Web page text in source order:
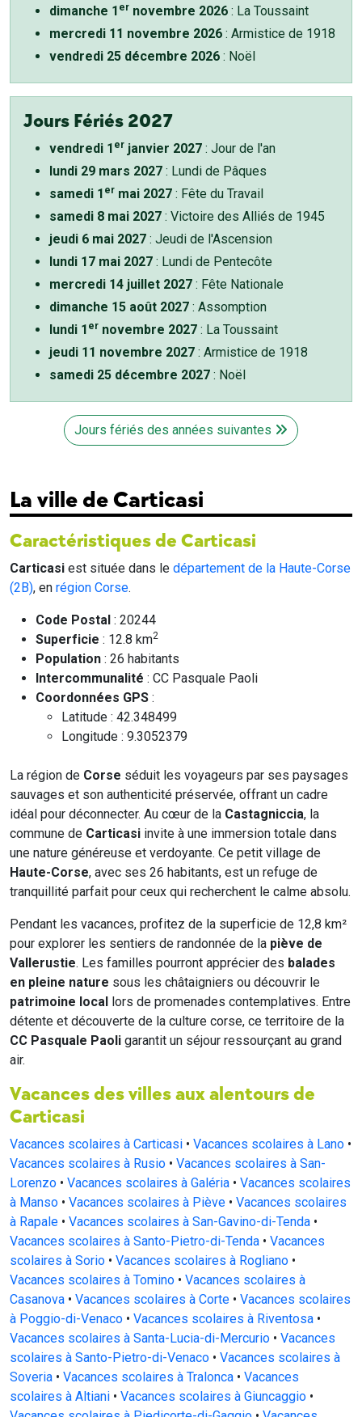
dimanche 1 er novembre 2026 : La Toussaint
mercredi 11 novembre 2026 : Armistice de 1918
vendredi 25 décembre 2026 : Noël
Jours Fériés 2027
vendredi 1 er janvier 2027 : Jour de l'an
lundi 29 mars 2027 : Lundi de Pâques
samedi 1 er mai 2027 : Fête du Travail
samedi 8 mai 2027 : Victoire des Alliés de 1945
jeudi 6 mai 2027 : Jeudi de l'Ascension
lundi 17 mai 2027 : Lundi de Pentecôte
mercredi 14 juillet 2027 : Fête Nationale
dimanche 15 août 2027 : Assomption
lundi 1 er novembre 2027 : La Toussaint
jeudi 11 novembre 2027 : Armistice de 1918
samedi 25 décembre 2027 : Noël
Jours fériés des années suivantes
La ville de Carticasi
Caractéristiques de Carticasi
Carticasi est située dans le département de la Haute-Corse
(2B), en région Corse.
Code Postal : 20244
Superficie : 12.8 km2
Population : 26 habitants
Intercommunalité : CC Pasquale Paoli
Coordonnées GPS :
Latitude : 42.348499
Longitude : 9.3052379
La région de Corse séduit les voyageurs par ses paysages
sauvages et son authenticité préservée, offrant un cadre
idéal pour déconnecter. Au cœur de la Castagniccia, la
commune de Carticasi invite à une immersion totale dans
une nature généreuse et verdoyante. Ce petit village de
Haute-Corse, avec ses 26 habitants, est un refuge de
tranquillité parfait pour ceux qui recherchent le calme absolu.
Pendant les vacances, profitez de la superficie de 12,8 km²
pour explorer les sentiers de randonnée de la piève de
Vallerustie. Les familles pourront apprécier des balades
en pleine nature sous les châtaigniers ou découvrir le
patrimoine local lors de promenades contemplatives. Entre
détente et découverte de la culture corse, ce territoire de la
CC Pasquale Paoli garantit un séjour ressourçant au grand
air.
Vacances des villes aux alentours de
Carticasi
Vacances scolaires à Carticasi • Vacances scolaires à Lano •
Vacances scolaires à Rusio • Vacances scolaires à San-
Lorenzo • Vacances scolaires à Galéria • Vacances scolaires
à Manso • Vacances scolaires à Piève • Vacances scolaires
à Rapale • Vacances scolaires à San-Gavino-di-Tenda •
Vacances scolaires à Santo-Pietro-di-Tenda • Vacances
scolaires à Sorio • Vacances scolaires à Rogliano •
Vacances scolaires à Tomino • Vacances scolaires à
Casanova • Vacances scolaires à Corte • Vacances scolaires
à Poggio-di-Venaco • Vacances scolaires à Riventosa •
Vacances scolaires à Santa-Lucia-di-Mercurio • Vacances
scolaires à Santo-Pietro-di-Venaco • Vacances scolaires à
Soveria • Vacances scolaires à Tralonca • Vacances
scolaires à Altiani • Vacances scolaires à Giuncaggio •